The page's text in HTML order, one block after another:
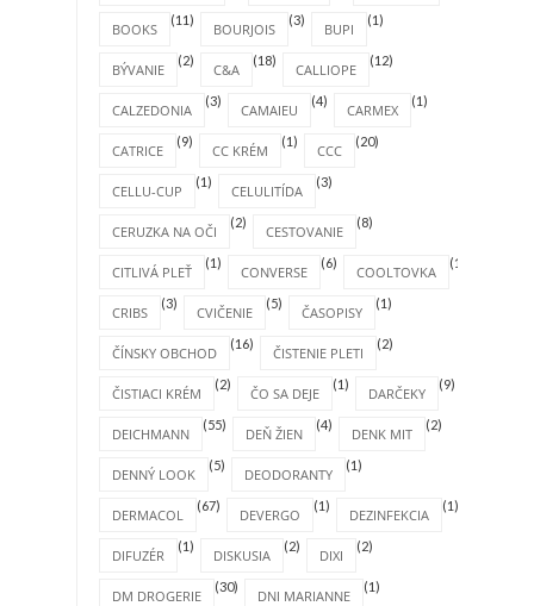
BOOKS
(11)
BOURJOIS
(3)
BUPI
(1)
BÝVANIE
(2)
C&A
(18)
CALLIOPE
(12)
CALZEDONIA
(3)
CAMAIEU
(4)
CARMEX
(1)
CATRICE
(9)
CC KRÉM
(1)
CCC
(20)
CELLU-CUP
(1)
CELULITÍDA
(3)
CERUZKA NA OČI
(2)
CESTOVANIE
(8)
CITLIVÁ PLEŤ
(1)
CONVERSE
(6)
COOLTOVKA
(1)
CRIBS
(3)
CVIČENIE
(5)
ČASOPISY
(1)
ČÍNSKY OBCHOD
(16)
ČISTENIE PLETI
(2)
ČISTIACI KRÉM
(2)
ČO SA DEJE
(1)
DARČEKY
(9)
DEICHMANN
(55)
DEŇ ŽIEN
(4)
DENK MIT
(2)
DENNÝ LOOK
(5)
DEODORANTY
(1)
DERMACOL
(67)
DEVERGO
(1)
DEZINFEKCIA
(1)
DIFUZÉR
(1)
DISKUSIA
(2)
DIXI
(2)
DM DROGERIE
(30)
DNI MARIANNE
(1)